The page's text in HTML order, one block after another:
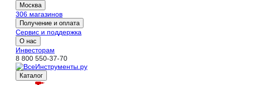
Москва
306 магазинов
Получение и оплата
Сервис и поддержка
О нас
Инвесторам
8 800 550-37-70
Каталог